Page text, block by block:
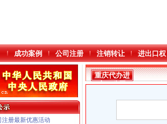
成功案例 公司注册 注销转让 进出口权
注册最新优惠活动
重庆代办进
出口公司